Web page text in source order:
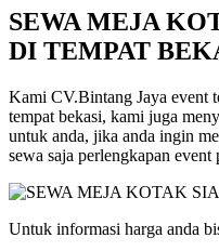
SEWA MEJA
DI TEMPAT
Kami CV.Bintang Jaya event
tempat bekasi, kami juga
untuk anda, jika anda ingin
sewa saja perlengkapan event
Untuk informasi harga anda